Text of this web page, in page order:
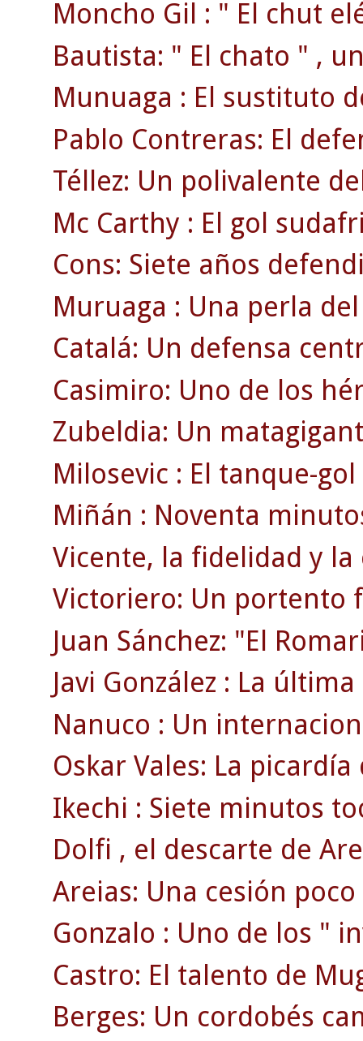
Moncho Gil : " El chut
Bautista: " El chato " ,
Munuaga : El sustituto
Pablo Contreras: El
Téllez: Un polivalente
Mc Carthy : El gol
Cons: Siete años
Muruaga : Una perla
Catalá: Un defensa
Casimiro: Uno de los
Zubeldia: Un
Milosevic : El tanque-
Miñán : Noventa
Vicente, la fidelidad y
Victoriero: Un portento
Juan Sánchez: "El
Javi González : La
Nanuco : Un
Oskar Vales: La picardía
Ikechi : Siete minutos
Dolfi , el descarte de
Areias: Una cesión
Gonzalo : Uno de los "
Castro: El talento de
Berges: Un cordobés